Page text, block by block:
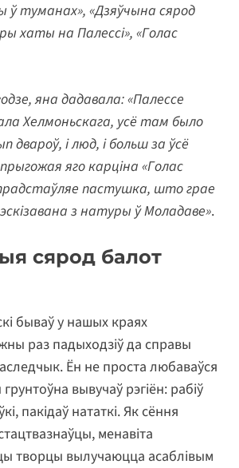
ў туманах», «Дзяўчына сярод
хаты на Палессі», «Голас
яна дадавала: «Палессе
Хелмоньскага, усё там было
двароў, і люд, і больш за ўсё
яго карціна «Голас
пастушка, што грае
з натуры ў Моладаве».
сярод балот
бываў у нашых краях
раз падыходзіў да справы
Ён не проста любаваўся
вывучаў рэгіён: рабіў
пакідаў нататкі. Як сёння
менавіта
творцы вылучаюцца асаблівым